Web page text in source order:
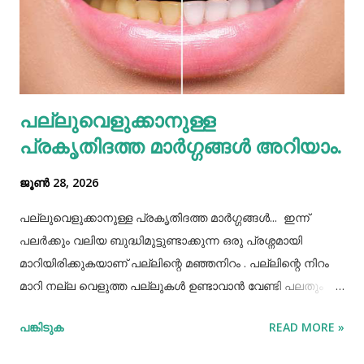
കൊണ്ടുവന്ന ഭക്ഷണം നമ്മൾ നമ്മുടെ പാത്രത്തിലേക്ക് ധൃതി
കൂട്ടി എടുത്തിട്ട് കഴിച്ചു തീർക്കുന്നതും ഒരിക്കലും ശരിയായ
രീതിയല്ല. ഇത് മറ്റുള്ളവർക്ക് നമ്മളെക്കുറിച്ച് വളരെ
തെറ്റിദ്ധാരണ ഉണ്ടാക്കാൻ കാരണമായിത്തീരും. അതുപോലെ
വെള്ളം പോലെയുള്ള സാധനങ്ങൾ ഒരു പാത്രത്തിൽ
കൊണ്ടുവച്ചാൽ അത് അപ്പാടെ കുടിക്കാതെ മറ്റുള്ളവർക്ക്
കൂട...
പല്ലുവെളുക്കാനുള്ള
പ്രകൃതിദത്ത മാര്‍ഗ്ഗങ്ങള്‍ അറിയാം.
ജൂൺ 28, 2026
പല്ലുവെളുക്കാനുള്ള പ്രകൃതിദത്ത മാര്‍ഗ്ഗങ്ങള്‍... ഇന്ന്
പലർക്കും വലിയ ബുദ്ധിമുട്ടുണ്ടാക്കുന്ന ഒരു പ്രശ്നമായി
മാറിയിരിക്കുകയാണ് പല്ലിന്റെ മഞ്ഞനിറം . പല്ലിന്റെ നിറം
മാറി നല്ല വെളുത്ത പല്ലുകൾ ഉണ്ടാവാൻ വേണ്ടി പലതും
പല്ലിന്‍റെ മഞ്ഞനിറം മാറ്റാന്‍ പല മാര്‍ഗ്ഗങ്ങളും
പങ്കിടുക READ MORE »